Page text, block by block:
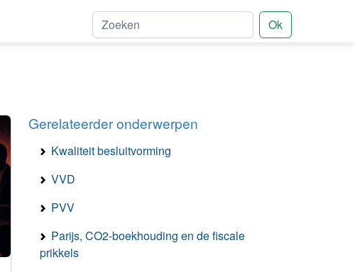
Ok
Gerelateerder onderwerpen
Kwaliteit besluitvorming
VVD
PVV
Parijs, CO2-boekhouding en de fiscale
prikkels